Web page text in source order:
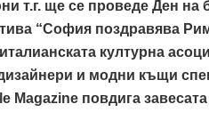
т.г. ще се проведе Ден на
“София поздравява
културна
и модни къщи
Magazine повдига